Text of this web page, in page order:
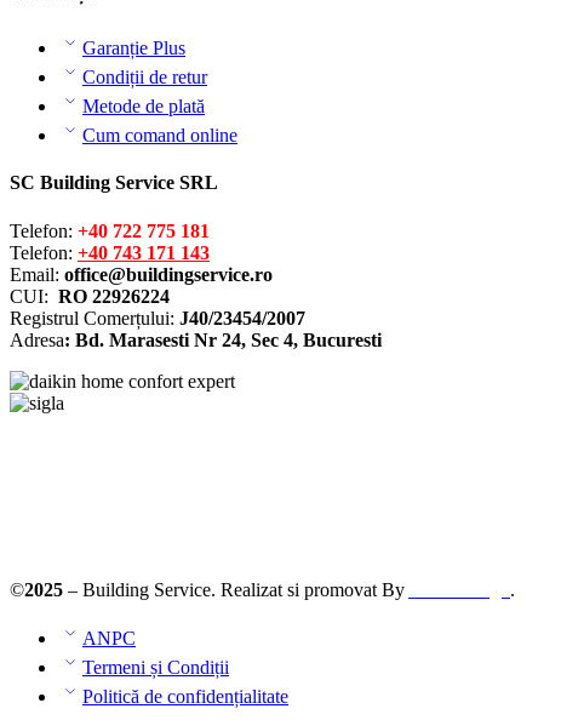
Garanție Plus
Condiții de retur
Metode de plată
Cum comand online
SC Building Service SRL
Telefon: +40 722 775 181
Telefon: +40 743 171 143
Email: office@buildingservice.ro
CUI: RO 22926224
Registrul Comerțului: J40/23454/2007
Adresa: Bd. Marasesti Nr 24, Sec 4, Bucuresti
©2025 – Building Service. Realizat si promovat By .
ANPC
Termeni și Condiții
Politică de confidențialitate